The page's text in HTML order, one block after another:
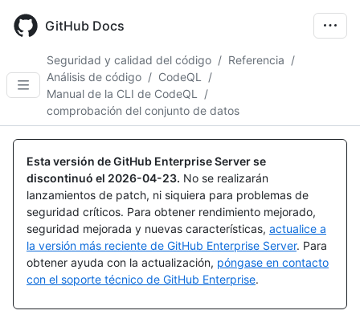
main
GitHub Docs
Seguridad y calidad del código / Referencia /
Análisis de código / CodeQL
/
Manual de la CLI de CodeQL
/
comprobación del conjunto de datos
Esta versión de GitHub Enterprise Server se
discontinuó el 2026-04-23. No se realizarán
lanzamientos de patch, ni siquiera para problemas de
seguridad críticos. Para obtener rendimiento mejorado,
seguridad mejorada y nuevas características, actualice a
la versión más reciente de GitHub Enterprise Server. Para
obtener ayuda con la actualización, póngase en contacto
con el soporte técnico de GitHub Enterprise.